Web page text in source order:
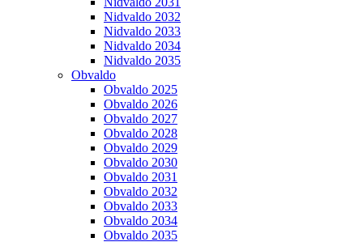
Nidvaldo 2032
Nidvaldo 2033
Nidvaldo 2034
Nidvaldo 2035
Obvaldo
Obvaldo 2025
Obvaldo 2026
Obvaldo 2027
Obvaldo 2028
Obvaldo 2029
Obvaldo 2030
Obvaldo 2031
Obvaldo 2032
Obvaldo 2033
Obvaldo 2034
Obvaldo 2035